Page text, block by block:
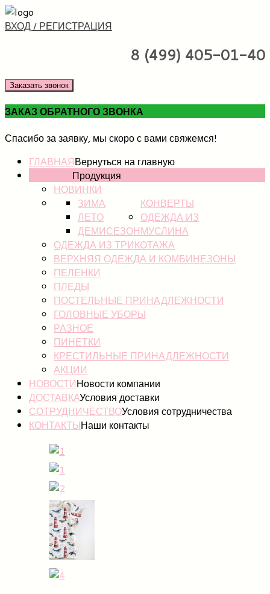
ВХОД / РЕГИСТРАЦИЯ
8 (499) 405-01-40
Заказать звонок
ЗАКАЗ ОБРАТНОГО ЗВОНКА
Спасибо за заявку, мы скоро с вами свяжемся!
ГЛАВНАЯВернуться на главную
Продукция
НОВИНКИ
КОНВЕРТЫ
ЗИМА
ЛЕТО
ДЕМИСЕЗОН
ОДЕЖДА ИЗ
МУСЛИНА
ОДЕЖДА ИЗ ТРИКОТАЖА
ВЕРХНЯЯ ОДЕЖДА И КОМБИНЕЗОНЫ
ПЕЛЕНКИ
ПЛЕДЫ
ПОСТЕЛЬНЫЕ ПРИНАДЛЕЖНОСТИ
ГОЛОВНЫЕ УБОРЫ
РАЗНОЕ
ПИНЕТКИ
КРЕСТИЛЬНЫЕ ПРИНАДЛЕЖНОСТИ
АКЦИИ
НОВОСТИНовости компании
ДОСТАВКАУсловия доставки
СОТРУДНИЧЕСТВОУсловия сотрудничества
КОНТАКТЫНаши контакты